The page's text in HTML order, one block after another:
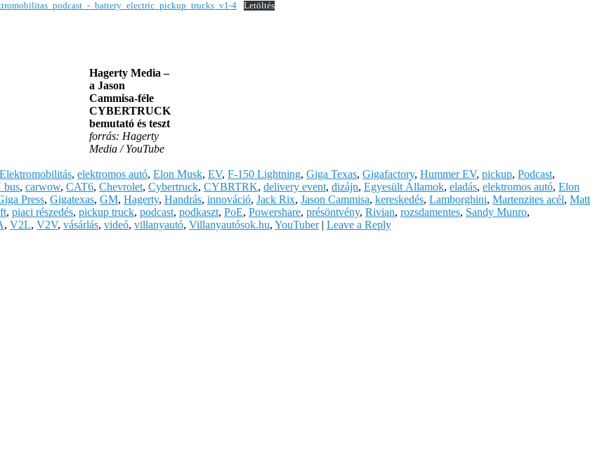
_battery_electric_pickup_trucks_v1-4 Letöltés
Hagerty Media –
a Jason
Cammisa-féle
CYBERTRUCK
bemutató és teszt
forrás: Hagerty
Media / YouTube
Elektromobilitás, elektromos autó, Elon Musk, EV, F-150 Lightning, Giga Texas, Gigafactory, Hummer EV, pickup, Podcast,
bus, carwow, CAT6, Chevrolet, Cybertruck, CYBRTRK, delivery event, dizájn, Egyesült Államok, eladás, elektromos autó, Elon
Press, Gigatexas, GM, Hagerty, Handrás, innováció, Jack Rix, Jason Cammisa, kereskedés, Lamborghini, Martenzites acél, Matt
, piaci részedés, pickup truck, podcast, podkaszt, PoE, Powershare, présöntvény, Rivian, rozsdamentes, Sandy Munro,
, V2L, V2V, vásárlás, videó, villanyautó, Villanyautósok.hu, YouTuber | Leave a Reply